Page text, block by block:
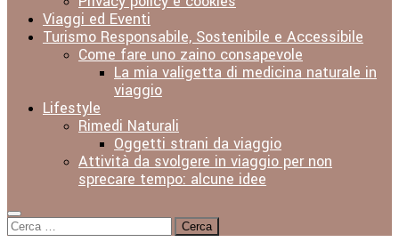
Viaggi ed Eventi
Turismo Responsabile, Sostenibile e Accessibile
Come fare uno zaino consapevole
La mia valigetta di medicina naturale in
viaggio
Lifestyle
Rimedi Naturali
Oggetti strani da viaggio
Attività da svolgere in viaggio per non
sprecare tempo: alcune idee
Ricerca
per: